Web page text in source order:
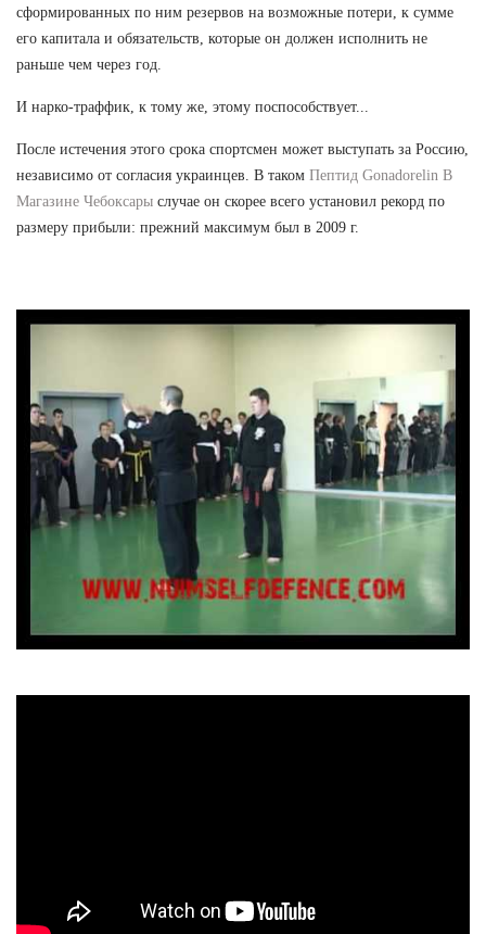
сформированных по ним резервов на возможные потери, к сумме
его капитала и обязательств, которые он должен исполнить не
раньше чем через год.
И нарко-траффик, к тому же, этому поспособствует...
После истечения этого срока спортсмен может выступать за Россию,
независимо от согласия украинцев. В таком Пептид Gonadorelin В
Магазине Чебоксары случае он скорее всего установил рекорд по
размеру прибыли: прежний максимум был в 2009 г.